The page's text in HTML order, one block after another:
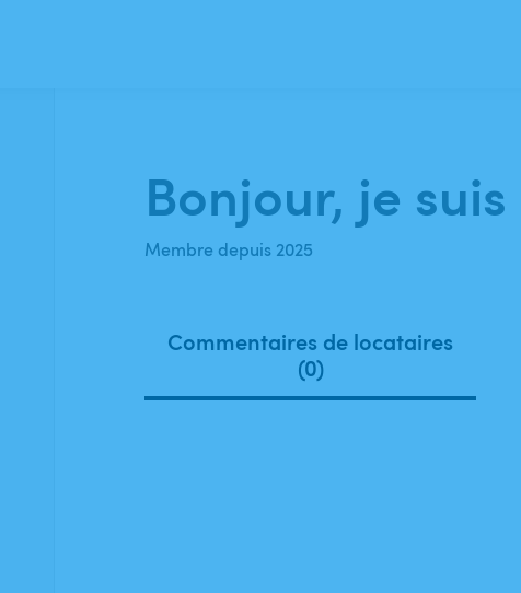
Bonjour, je
Membre depuis 2025
Commentaires de locataires
(0)